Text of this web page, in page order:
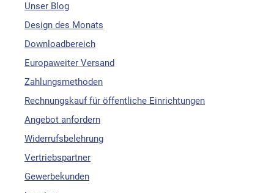
Unser Blog
Design des Monats
Downloadbereich
Europaweiter Versand
Zahlungsmethoden
Rechnungskauf für öffentliche Einrichtungen
Angebot anfordern
Widerrufsbelehrung
Vertriebspartner
Gewerbekunden